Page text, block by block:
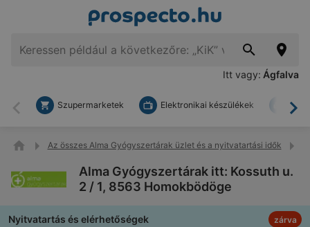
Itt vagy: Ágfalva
Vissza
Szupermarketek Elektronikai készülékek
Az összes Alma Gyógyszertárak üzlet és a nyitvatartási idők
Alma Gyógyszertárak itt: Kossuth u.
2 / 1, 8563 Homokbödöge
Nyitvatartás és elérhetőségek zárva